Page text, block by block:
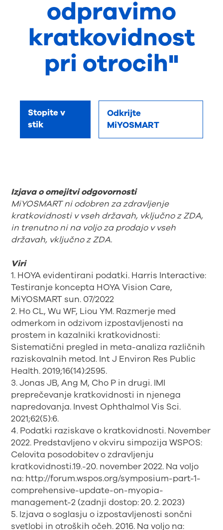
odpravimo
kratkovidnost
pri otrocih"
Stopite v
stik
Odkrijte
MiYOSMART
Izjava o omejitvi odgovornosti
MiYOSMART ni odobren za zdravljenje
kratkovidnosti v vseh državah, vključno z ZDA,
in trenutno ni na voljo za prodajo v vseh
državah, vključno z ZDA.
Viri
1. HOYA evidentirani podatki. Harris Interactive:
Testiranje koncepta HOYA Vision Care,
MiYOSMART sun. 07/2022
2. Ho CL, Wu WF, Liou YM. Razmerje med
odmerkom in odzivom izpostavljenosti na
prostem in kazalniki kratkovidnosti:
Sistematični pregled in meta-analiza različnih
raziskovalnih metod. Int J Environ Res Public
Health. 2019;16(14):2595.
3. Jonas JB, Ang M, Cho P in drugi. IMI
preprečevanje kratkovidnosti in njenega
napredovanja. Invest Ophthalmol Vis Sci.
2021;62(5):6.
4. Podatki raziskave o kratkovidnosti. November
2022. Predstavljeno v okviru simpozija WSPOS:
Celovita posodobitev o zdravljenju
kratkovidnosti.19.-20. november 2022. Na voljo
na: http://forum.wspos.org/symposium-part-1-
comprehensive-update-on-myopia-
management-2 (zadnji dostop: 20. 2. 2023)
5. Izjava o soglasju o izpostavljenosti sončni
svetlobi in otroških očeh. 2016. Na voljo na: